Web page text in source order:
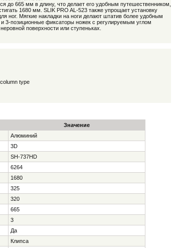
до 665 мм в длину, что делает его удобным путешественником,
1680 мм. SLIK PRO AL-523 также упрощает установку
ног. Мягкие накладки на ноги делают штатив более удобным
и 3-позиционные фиксаторы ножек с регулируемым углом
поверхности или ступеньках.
type
Значение
Алюминий
3D
SH-737HD
6264
1680
325
320
665
3
Да
Клипса